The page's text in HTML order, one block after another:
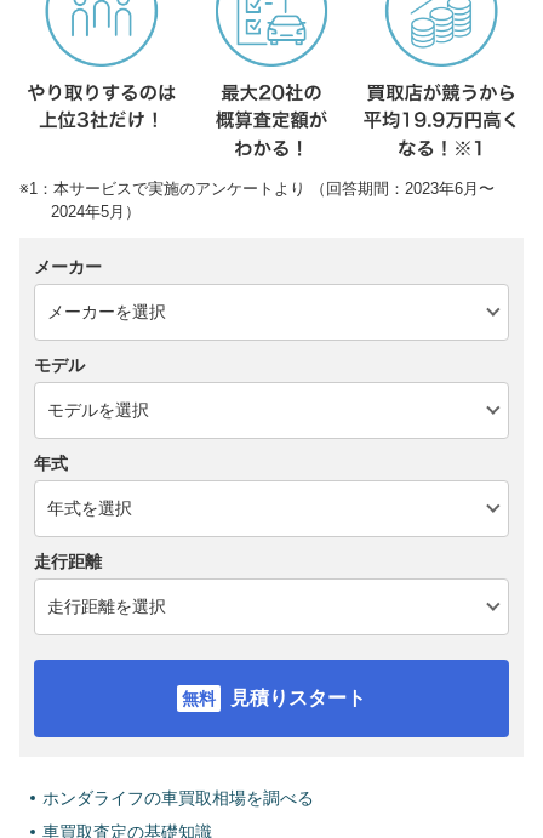
※1：本サービスで実施のアンケートより （回答期間：2023年6月〜
2024年5月）
メーカー
モデル
年式
走行距離
見積りスタート
ホンダライフの車買取相場を調べる
車買取査定の基礎知識